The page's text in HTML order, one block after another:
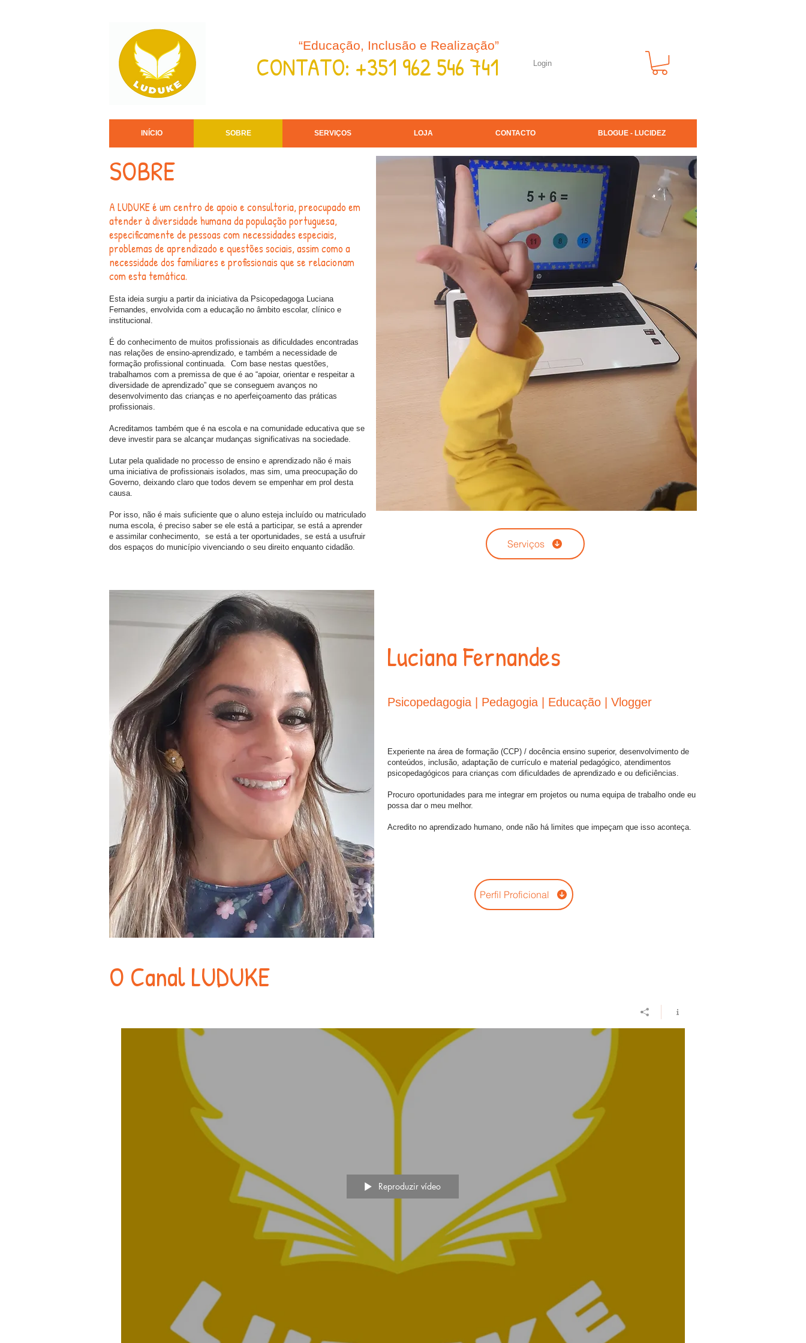
“Educação, Inclusão e Realização”
CONTATO: +351 962 546 741 Login
INÍCIO SOBRE SERVIÇOS LOJA CONTACTO BLOGUE - LUCIDEZ
SOBRE
A LUDUKE é um centro de apoio e consultoria, preocupado em
atender à diversidade humana da população portuguesa,
especificamente de pessoas com necessidades especiais,
problemas de aprendizado e questões sociais, assim como a
necessidade dos familiares e profissionais que se relacionam
com esta temática.
Esta ideia surgiu a partir da iniciativa da Psicopedagoga Luciana
Fernandes, envolvida com a educação no âmbito escolar, clínico e
institucional.
É do conhecimento de muitos profissionais as dificuldades encontradas
nas relações de ensino-aprendizado, e também a necessidade de
formação profissional continuada. Com base nestas questões,
trabalhamos com a premissa de que é ao “apoiar, orientar e respeitar a
diversidade de aprendizado” que se conseguem avanços no
desenvolvimento das crianças e no aperfeiçoamento das práticas
profissionais.
Acreditamos também que é na escola e na comunidade educativa que se
deve investir para se alcançar mudanças significativas na sociedade.
Lutar pela qualidade no processo de ensino e aprendizado não é mais
uma iniciativa de profissionais isolados, mas sim, uma preocupação do
Governo, deixando claro que todos devem se empenhar em prol desta
causa.
Por isso, não é mais suficiente que o aluno esteja incluído ou matriculado
numa escola, é preciso saber se ele está a participar, se está a aprender
e assimilar conhecimento, se está a ter oportunidades, se está a usufruir
dos espaços do município vivenciando o seu direito enquanto cidadão.
Serviços
Luciana Fernandes
Psicopedagogia | Pedagogia | Educação | Vlogger
Experiente na área de formação (CCP) / docência ensino superior, desenvolvimento de
conteúdos, inclusão, adaptação de currículo e material pedagógico, atendimentos
psicopedagógicos para crianças com dificuldades de aprendizado e ou deficiências.
Procuro oportunidades para me integrar em projetos ou numa equipa de trabalho onde eu
possa dar o meu melhor.
Acredito no aprendizado humano, onde não há limites que impeçam que isso aconteça.
Perfil Proficional
O Canal LUDUKE
Reproduzir vídeo